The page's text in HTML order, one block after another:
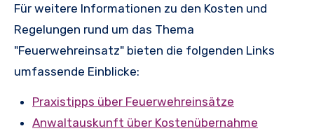
Für weitere Informationen zu den Kosten und
Regelungen rund um das Thema
"Feuerwehreinsatz" bieten die folgenden Links
umfassende Einblicke:
Praxistipps über Feuerwehreinsätze
Anwaltauskunft über Kostenübernahme